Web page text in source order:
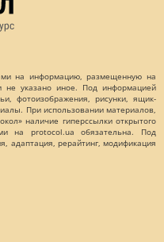
на информацию, размещенную на
не указано иное. Под информацией
фотоизображения, рисунки, ящик-
При использовании материалов,
наличие гиперссылки открытого
на protocol.ua обязательна. Под
адаптация, рерайтинг, модификация